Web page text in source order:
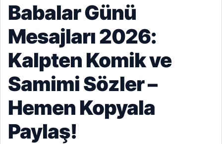
Babalar Günü
Mesajları 2026:
Kalpten Komik ve
Samimi Sözler –
Hemen Kopyala
Paylaş!